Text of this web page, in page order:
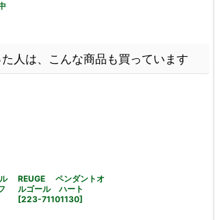
人は、こんな商品も買っています
REUGE ペンダントオ
ルゴール ハート
[223-71101130]